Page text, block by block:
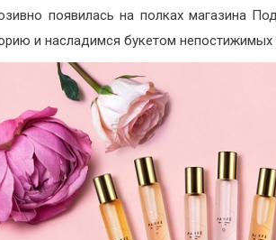
появилась на полках магазина
и насладимся букетом непостижимых